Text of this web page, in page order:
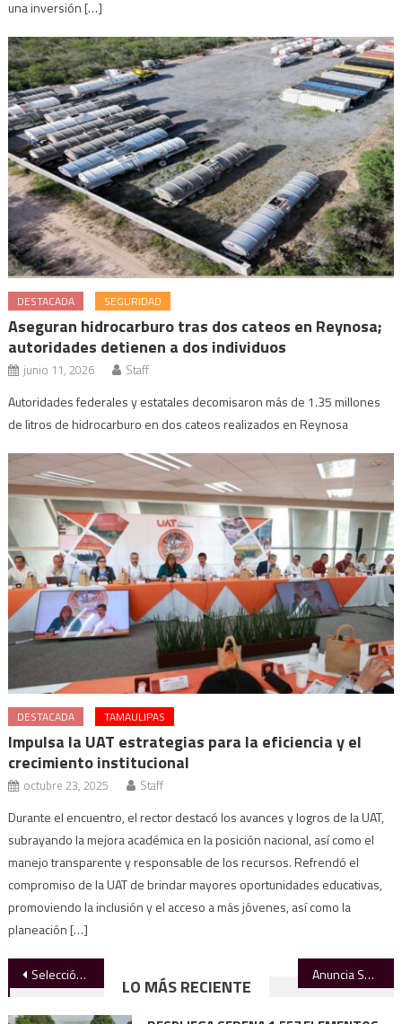
una inversión […]
DESTACADA SEGURIDAD
Aseguran hidrocarburo tras dos cateos en Reynosa;
autoridades detienen a dos individuos
junio 11, 2026 Staff
Autoridades federales y estatales decomisaron más de 1.35 millones
de litros de hidrocarburo en dos cateos realizados en Reynosa
DESTACADA TAMAULIPAS
Impulsa la UAT estrategias para la eficiencia y el
crecimiento institucional
octubre 23, 2025 Staff
Durante el encuentro, el rector destacó los avances y logros de la UAT,
subrayando la mejora académica en la posición nacional, así como el
manejo transparente y responsable de los recursos. Refrendó el
compromiso de la UAT de brindar mayores oportunidades educativas,
promoviendo la inclusión y el acceso a más jóvenes, así como la
planeación […]
Navegación
de
Selección Mexicana anuncia duelo amistoso ante Portugal en el Estadio Azteca Anuncia Sheinbaum cambios graduales a la jornada laboral y aumento al salario mínimo para 2026
LO MÁS RECIENTE